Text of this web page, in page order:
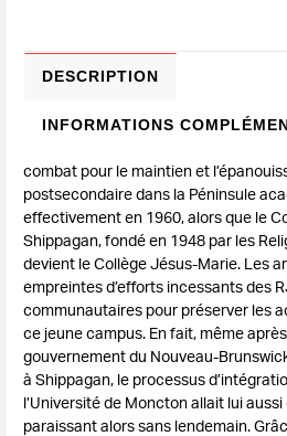
DESCRIPTION
INFORMATIONS
combat pour le maintien et
postsecondaire dans la Péninsule
effectivement en 1960, alors que le
Shippagan, fondé en 1948 par les
devient le Collège Jésus-Marie. Les
empreintes d’efforts incessants des
communautaires pour préserver les
ce jeune campus. En fait, même
gouvernement du Nouveau-
à Shippagan, le processus
l’Université de Moncton allait lui
paraissant alors sans lendemain.